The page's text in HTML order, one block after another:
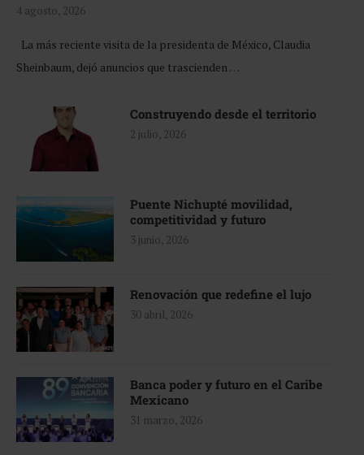
4 agosto, 2026
La más reciente visita de la presidenta de México, Claudia
Sheinbaum, dejó anuncios que trascienden …
Construyendo desde el territorio
2 julio, 2026
Puente Nichupté movilidad,
competitividad y futuro
3 junio, 2026
Renovación que redefine el lujo
30 abril, 2026
Banca poder y futuro en el Caribe
Mexicano
31 marzo, 2026